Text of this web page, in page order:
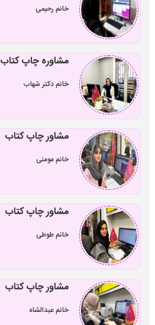
خانم رحیمی
مشاوره چاپ کتاب
خانم دکتر شهاب
مشاور چاپ کتاب
خانم مومنی
مشاور چاپ کتاب
خانم طوطی
مشاور چاپ کتاب
خانم عبدالشاه